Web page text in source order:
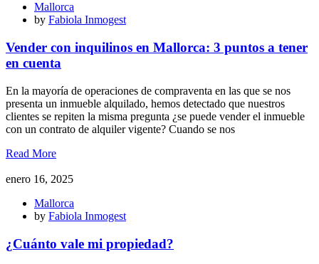
Mallorca
by Fabiola Inmogest
Vender con inquilinos en Mallorca: 3 puntos a tener
en cuenta
En la mayoría de operaciones de compraventa en las que se nos
presenta un inmueble alquilado, hemos detectado que nuestros
clientes se repiten la misma pregunta ¿se puede vender el inmueble
con un contrato de alquiler vigente? Cuando se nos
Read More
enero 16, 2025
Mallorca
by Fabiola Inmogest
¿Cuánto vale mi propiedad?